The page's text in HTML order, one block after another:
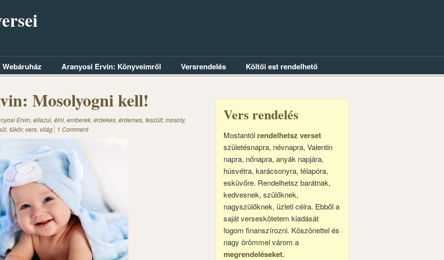
Webáruház Aranyosi Ervin: Könyveimről Versrendelés Költői est rendelhető
Mosolyogni kell!
Ervin, ellazul, élni, emberek, érdekes, érdemes, feszült, mosoly,
, tükör, vers, világ 1 Comment
Vers rendelés
Mostantól rendelhetsz verset
születésnapra, névnapra, Valentin
napra, nőnapra, anyák napjára,
húsvétra, karácsonyra, télapóra,
esküvőre. Rendelhetsz barátnak,
kedvesnek, szülőknek,
nagyszülőknek, üzleti célra. Ebből a
saját verseskötetem kiadását
fogom finanszírozni. Köszönettel és
nagy örömmel várom a
megrendeléseket.